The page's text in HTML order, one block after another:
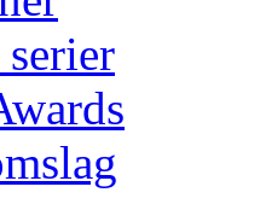
serier